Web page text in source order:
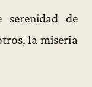
serenidad de
la miseria